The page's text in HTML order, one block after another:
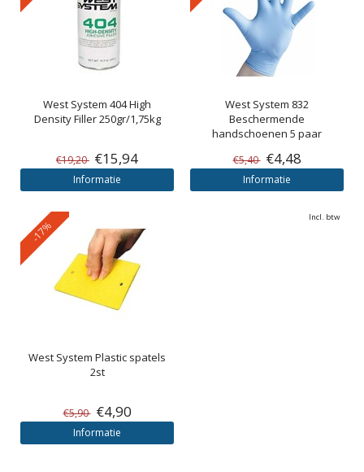
West System 404 High
Density Filler 250gr/1,75kg
€19,20 €15,94
Informatie
West System 832
Beschermende
handschoenen 5 paar
€5,40 €4,48
Informatie
-17%
West System Plastic spatels
2st
€5,90 €4,90
Informatie
Incl. btw